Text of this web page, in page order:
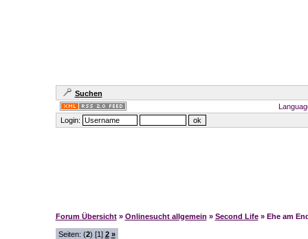
Suchen
Login:
Forum Übersicht » Onlinesucht allgemein » Second Life » Ehe am
Seiten: (2) [1] 2 »